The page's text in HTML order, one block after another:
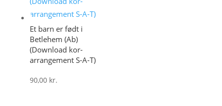
Et barn er født i
Betlehem (Ab)
(Download kor-
arrangement S-A-T)
90,00 kr.